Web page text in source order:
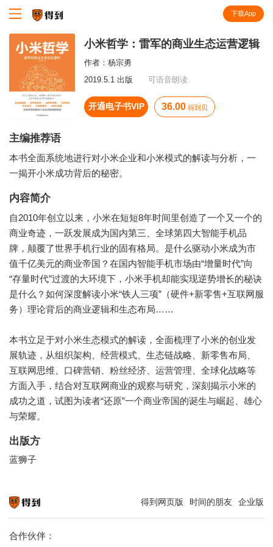
下载App
小米哲学：雷军的商业生态运营逻辑
作者： 杨宗勇
2019.5.1 出版
可语音朗读
开通电子书VIP 36.00 得到贝
主编推荐语
本书全面系统地进行对小米企业和小米模式的解读与分析，一
一揭开小米成功背后的秘密。
内容简介
自2010年创立以来，小米在短短8年时间里创造了一个又一个的
商业奇迹，一跃发展成为国内第三、全球第四大智能手机品
牌，颠覆了世界手机行业的固有格局。是什么驱动小米成为市
值千亿美元的商业帝国？在国内智能手机市场由“增量时代”向
“存量时代”过渡的大环境下，小米手机却能实现逆势增长的秘诀
是什么？如何深度解读小米“铁人三项”（硬件+新零售+互联网服
务）理论背后的商业逻辑和生态布局……
本书立足于对小米生态模式的解读，全面梳理了小米的创业发
展轨迹，从组织架构、经营模式、生态链战略、新零售布局、
互联网思维、口碑营销、粉丝经济、运营管理、全球化战略等
方面入手，结合对互联网商业的观察与研究，深刻揭示小米的
成功之道，试图为读者“还原”一个商业帝国的诞生与崛起、雄心
与荣耀。
出版方
蓝狮子
得到网页版 时间的朋友 企业版
合作伙伴：